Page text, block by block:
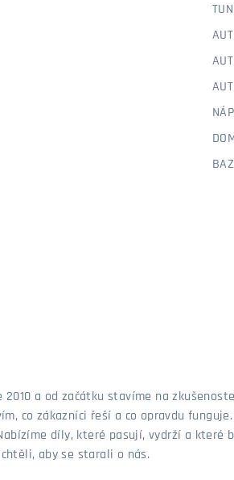
a od začátku stavíme na
co zákazníci řeší a co opravdu
díly, které pasují, vydrží a které
aby se starali o nás.